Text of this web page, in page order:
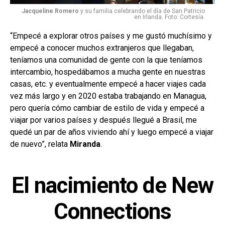
Jacqueline Romero y su familia celebrando el día de San Patricio
en Irlanda. Foto: Cortesía.
“Empecé a explorar otros países y me gustó muchísimo y
empecé a conocer muchos extranjeros que llegaban,
teníamos una comunidad de gente con la que teníamos
intercambio, hospedábamos a mucha gente en nuestras
casas, etc. y eventualmente empecé a hacer viajes cada
vez más largo y en 2020 estaba trabajando en Managua,
pero quería cómo cambiar de estilo de vida y empecé a
viajar por varios países y después llegué a Brasil, me
quedé un par de años viviendo ahí y luego empecé a viajar
de nuevo”, relata Miranda.
El nacimiento de New
Connections